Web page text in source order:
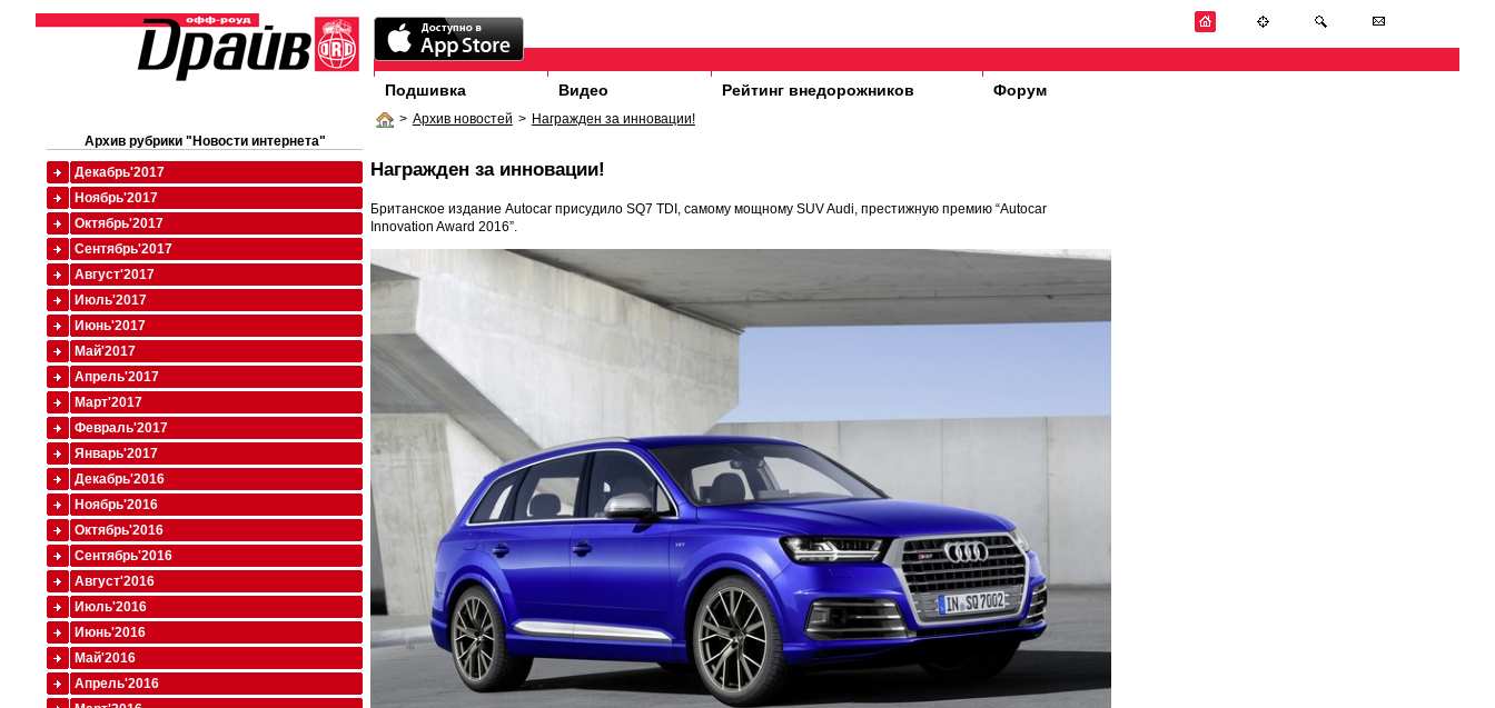
Подшивка Видео Рейтинг внедорожников Форум
> Архив новостей > Награжден за инновации!
Награжден за инновации!
Британское издание Autocar присудило SQ7 TDI, самому мощному SUV Audi, престижную премию “Autocar
Innovation Award 2016”.
Архив рубрики "Новости интернета"
Декабрь'2017
Ноябрь'2017
Октябрь'2017
Сентябрь'2017
Август'2017
Июль'2017
Июнь'2017
Май'2017
Апрель'2017
Март'2017
Февраль'2017
Январь'2017
Декабрь'2016
Ноябрь'2016
Октябрь'2016
Сентябрь'2016
Август'2016
Июль'2016
Июнь'2016
Май'2016
Апрель'2016